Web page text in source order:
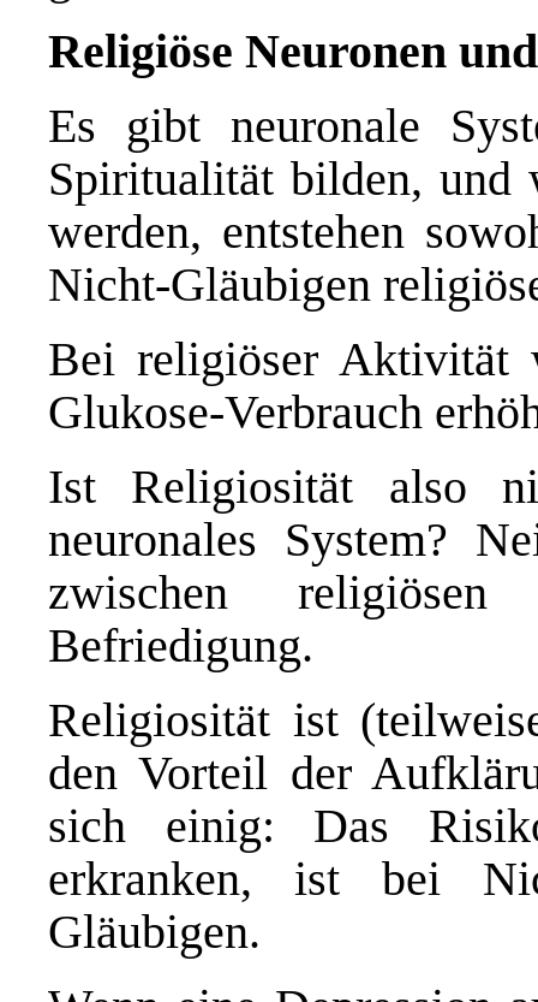
Religiöse Neuronen
Es gibt neuronale
Spiritualität bilden, und
werden, entstehen
Nicht-Gläubigen
Bei religiöser Aktivität
Glukose-Verbrauch
Ist Religiosität also
neuronales System?
zwischen
Befriedigung.
Religiosität ist
den Vorteil der
sich einig: Das
erkranken, ist bei
Gläubigen.